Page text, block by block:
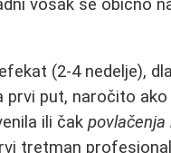
vosak se obično
(2-4 nedelje),
prvi put, naročito ako
ili čakpovlačenja
tretman